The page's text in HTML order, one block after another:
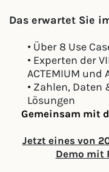
Das erwartet Sie
• Über 8 Use
• Experten der
ACTEMIUM und
• Zahlen,
Lösungen
Gemeinsam mit
Jetzt eines von
Demo mit